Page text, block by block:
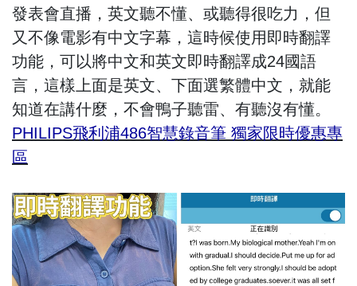
發表會直播，英文聽不懂、或聽得很吃力，但
又不像電影有中文字幕，這時候使用即時翻譯
功能，可以將中文和英文即時翻譯成24國語
言，這樣上面是英文、下面選繁體中文，就能
知道在講什麼，不會鴨子聽雷、有聽沒有懂。
PHILIPS飛利浦486智慧錄音筆 獨家限時優惠專
區